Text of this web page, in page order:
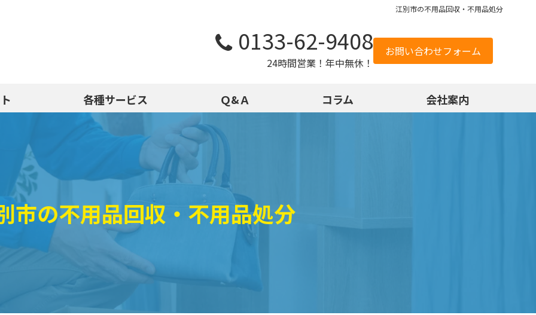
江別市の不用品回収・不用品処分
0133-62-9408
24時間営業！年中無休！
お問い合わせフォーム
各種サービス Ｑ&Ａ コラム 会社案内
市の不用品回収・不用品処分